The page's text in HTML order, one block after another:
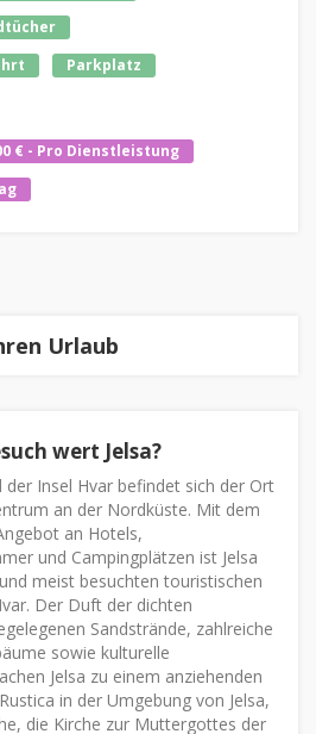
Parkplatz
€ - Pro Dienstleistung
Urlaub
wert Jelsa?
Insel Hvar befindet sich der Ort
an der Nordküste. Mit dem
an Hotels,
und Campingplätzen ist Jelsa
meist besuchten touristischen
Der Duft der dichten
Sandstrände, zahlreiche
sowie kulturelle
Jelsa zu einem anziehenden
in der Umgebung von Jelsa,
die Kirche zur Muttergottes der